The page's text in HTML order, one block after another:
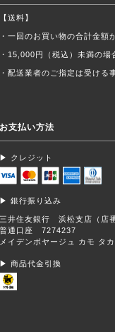
【送料】
・一回のお買い物の合計金額
・15,000円（税込）未満の
・配送業者のご指定は受ける
お支払い方法
▶︎ クレジット
▶︎ 銀行振り込み
三井住友銀行 浜松支店（店
普通口座 7274237
メイデンボヤージュ カモ タ
▶︎ 商品代金引換